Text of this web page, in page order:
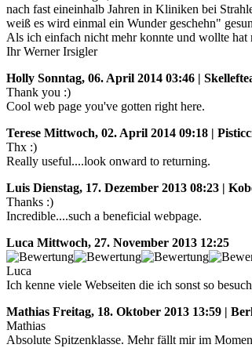
nach fast eineinhalb Jahren in Kliniken bei
weiß es wird einmal ein Wunder geschehn"
Als ich einfach nicht mehr konnte und wollte
Ihr Werner Irsigler
Holly Sonntag, 06. April 2014 03:46 |
Thank you :)
Cool web page you've gotten right here.
Terese Mittwoch, 02. April 2014 09:18 |
Thx :)
Really useful....look onward to returning.
Luis Dienstag, 17. Dezember 2013 08:23 |
Thanks :)
Incredible....such a beneficial webpage.
Luca Mittwoch, 27. November 2013 12:25
Luca
Ich kenne viele Webseiten die ich sonst so
Mathias Freitag, 18. Oktober 2013 13:59 |
Mathias
Absolute Spitzenklasse. Mehr fällt mir im